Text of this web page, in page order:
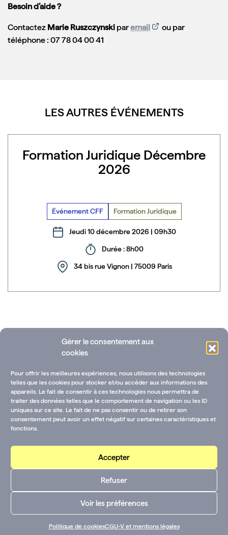
Gérer le consentement aux
cookies
Pour offrir les meilleures expériences, nous utilisons des technologies
telles que les cookies pour stocker et/ou accéder aux informations des
appareils. Le fait de consentir à ces technologies nous permettra de
traiter des données telles que le comportement de navigation ou les ID
uniques sur ce site. Le fait de ne pas consentir ou de retirer son
consentement peut avoir un effet négatif sur certaines caractéristiques et
fonctions.
Accepter
Refuser
Voir les préférences
Politique de cookiesCGU-V et mentions légales
Besoin d’aide ?
Contactez Marie Ruszczynski paremail
ou par
téléphone : 07 78 04 00 41
LES AUTRES ÉVÉNEMENTS
Formation Juridique Décembre
2026
Événement CFF Formation Juridique
Jeudi 10 décembre 2026 | 09h30
Durée : 8h00
34 bis rue Vignon | 75009 Paris
Ressources documentairesAnnuaire des fondations
Contactez-nous :
CGU-V et mentions
Suivez-nous sur les
réseaux :